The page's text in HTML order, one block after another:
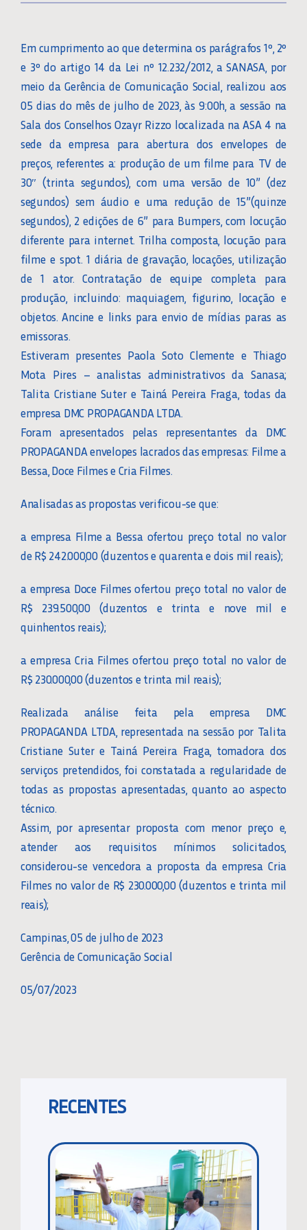
Em cumprimento ao que determina os parágrafos 1º, 2º
e 3º do artigo 14 da Lei nº 12.232/2012, a SANASA, por
meio da Gerência de Comunicação Social, realizou aos
05 dias do mês de julho de 2023, às 9:00h, a sessão na
Sala dos Conselhos Ozayr Rizzo localizada na ASA 4 na
sede da empresa para abertura dos envelopes de
preços, referentes a: produção de um filme para TV de
30″ (trinta segundos), com uma versão de 10” (dez
segundos) sem áudio e uma redução de 15”(quinze
segundos), 2 edições de 6” para Bumpers, com locução
diferente para internet. Trilha composta, locução para
filme e spot. 1 diária de gravação, locações, utilização
de 1 ator. Contratação de equipe completa para
produção, incluindo: maquiagem, figurino, locação e
objetos. Ancine e links para envio de mídias paras as
emissoras.
Estiveram presentes Paola Soto Clemente e Thiago
Mota Pires – analistas administrativos da Sanasa;
Talita Cristiane Suter e Tainá Pereira Fraga, todas da
empresa DMC PROPAGANDA LTDA.
Foram apresentados pelas representantes da DMC
PROPAGANDA envelopes lacrados das empresas: Filme a
Bessa, Doce Filmes e Cria Filmes.
Analisadas as propostas verificou-se que:
a empresa Filme a Bessa ofertou preço total no valor
de R$ 242.000,00 (duzentos e quarenta e dois mil reais);
a empresa Doce Filmes ofertou preço total no valor de
R$ 239.500,00 (duzentos e trinta e nove mil e
quinhentos reais);
a empresa Cria Filmes ofertou preço total no valor de
R$ 230.000,00 (duzentos e trinta mil reais);
Realizada análise feita pela empresa DMC
PROPAGANDA LTDA, representada na sessão por Talita
Cristiane Suter e Tainá Pereira Fraga, tomadora dos
serviços pretendidos, foi constatada a regularidade de
todas as propostas apresentadas, quanto ao aspecto
técnico.
Assim, por apresentar proposta com menor preço e,
atender aos requisitos mínimos solicitados,
considerou-se vencedora a proposta da empresa Cria
Filmes no valor de R$ 230.000,00 (duzentos e trinta mil
reais);
Campinas, 05 de julho de 2023
Gerência de Comunicação Social
05/07/2023
RECENTES